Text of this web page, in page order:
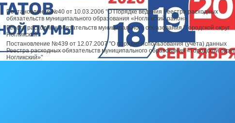
Постановление №40 от 10.03.2006 "О Порядке ведения Реестра расходных
обязательств муниципального образования «Ногликский район»
Реестр расходных обязательств муниципального образования "Городской округ
Ногликский"
Постановление №439 от 12.07.2007 "О порядке использования (учета) данных
Реестра расходных обязательств муниципального образования «Городской округ
Ногликский»"